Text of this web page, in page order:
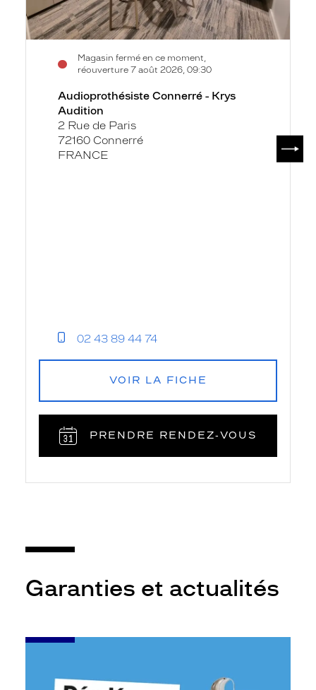
Magasin fermé en ce moment,
réouverture 7 août 2026, 09:30
Audioprothésiste Connerré - Krys
Audition
2 Rue de Paris
72160 Connerré
FRANCE
02 43 89 44 74
VOIR LA FICHE
PRENDRE RENDEZ‑VOUS
Garanties et actualités
-
gratuit*